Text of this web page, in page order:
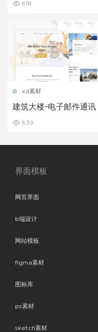
618
xd素材
建筑大楼-电子邮件通讯
639
界面模板
网页界面
b端设计
网站模板
figma素材
图标库
ps素材
sketch素材